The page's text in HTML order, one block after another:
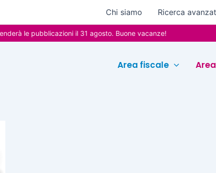
Chi siamo Ricerca
le pubblicazioni il 31 agosto. Buone vacanze!
Area fiscale